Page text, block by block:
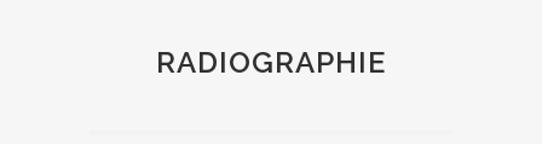
RADIOGRAPHIE